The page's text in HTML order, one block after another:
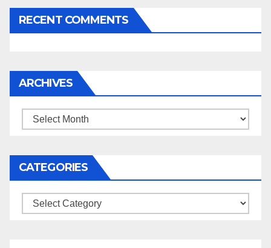
RECENT COMMENTS
ARCHIVES
Archives
CATEGORIES
Categories